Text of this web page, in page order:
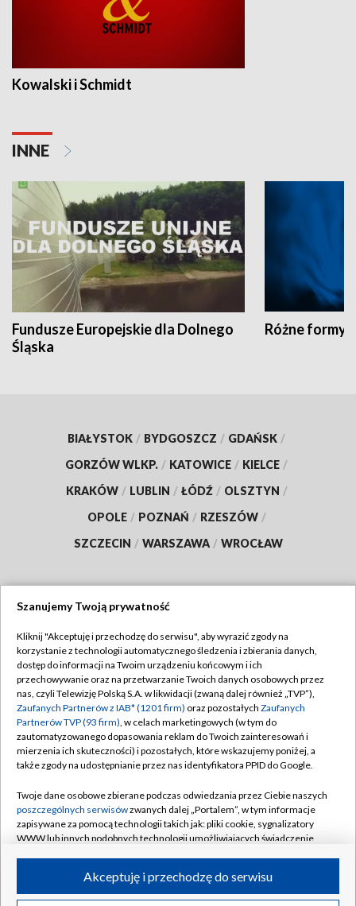
Kowalski i Schmidt
INNE
Fundusze Europejskie dla Dolnego
Śląska
Różne formy
BIAŁYSTOK / BYDGOSZCZ / GDAŃSK /
GORZÓW WLKP. / KATOWICE / KIELCE /
KRAKÓW / LUBLIN / ŁÓDŹ / OLSZTYN /
OPOLE / POZNAŃ / RZESZÓW /
SZCZECIN / WARSZAWA / WROCŁAW
TVP
Abonament TVP
Emisja w TVP
Centrum informacji TVP
Naziemna Telewizja Cyfrowa
Rada Programowa
System NOS
Informacje o nadawcy
Program dla prasy
Regulamin TVP
Polityka prywatności
Moje zgody
Pomoc
Kontakt
Kanały
©2026 Telewizja Polska S.A. w likwidacji
Szanujemy Twoją prywatność
Kliknij "Akceptuję i przechodzę do serwisu", aby wyrazić zgody na
korzystanie z technologii automatycznego śledzenia i zbierania danych,
dostęp do informacji na Twoim urządzeniu końcowym i ich
przechowywanie oraz na przetwarzanie Twoich danych osobowych przez
nas, czyli Telewizję Polską S.A. w likwidacji (zwaną dalej również „TVP”),
Zaufanych Partnerów z IAB* (1201 firm) oraz pozostałych Zaufanych
Partnerów TVP (93 firm), w celach marketingowych (w tym do
zautomatyzowanego dopasowania reklam do Twoich zainteresowań i
mierzenia ich skuteczności) i pozostałych, które wskazujemy poniżej, a
także zgody na udostępnianie przez nas identyfikatora PPID do Google.
Twoje dane osobowe zbierane podczas odwiedzania przez Ciebie naszych
poszczególnych serwisówzwanych dalej „Portalem”, w tym informacje
zapisywane za pomocą technologii takich jak: pliki cookie, sygnalizatory
WWW lub innych podobnych technologii umożliwiających świadczenie
ruchu w Internecie.Akceptuję i przechodzę do serwisu